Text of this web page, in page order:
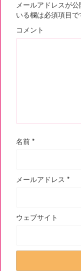
メールアドレスが公
いる欄は必須項目で
コメント
名前 *
メールアドレス *
ウェブサイト